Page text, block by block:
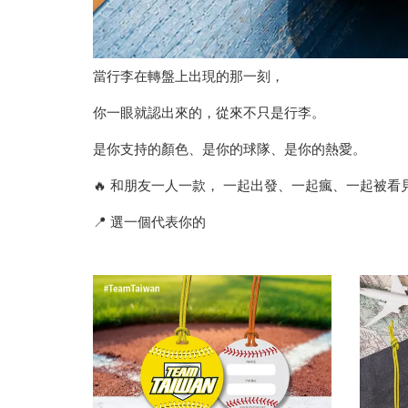
當行李在轉盤上出現的那一刻，
你一眼就認出來的，從來不只是行李。
是你支持的顏色、是你的球隊、是你的熱愛。
🔥 和朋友一人一款， 一起出發、一起瘋、一起被看
📍 選一個代表你的